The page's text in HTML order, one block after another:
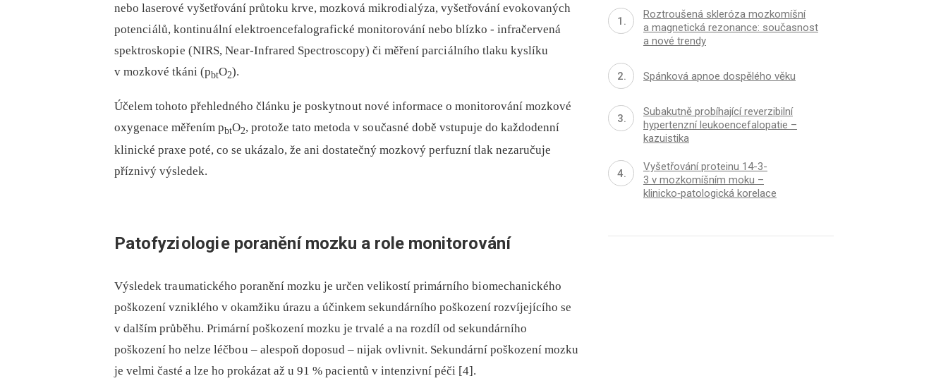
nebo laserové vyšetřování průtoku krve, mozková mikrodi alýza, vyšetřování evokovaných
potenci álů, kontinu ální elektroencefalografické monitorování nebo blízko -⁠ infračervená
spektroskopi e (NIRS, Ne ar-Infrared Spectroscopy) či měření parci álního tlaku kyslíku
v mozkové tkáni (pbtO2).
Účelem tohoto přehledného článku je poskytno ut nové informace o monitorování mozkové
oxygenace měřením pbtO2, protože tato metoda v so učasné době vstupuje do každodenní
klinické praxe poté, co se ukázalo, že ani dostatečný mozkový perfuzní tlak nezaručuje
příznivý výsledek.
Patofyziologie poranění mozku a role monitorování
Výsledek tra umatického poranění mozku je určen velikostí primárního bi omechanického
poškození vzniklého v okamžiku úrazu a účinkem sekundárního poškození rozvíjejícího se
v dalším průběhu. Primární poškození mozku je trvalé a na rozdíl od sekundárního
poškození ho nelze léčbo u –⁠ alespoň doposud –⁠ nijak ovlivnit. Sekundární poškození mozku
je velmi časté a lze ho prokázat až u 91 % paci entů v intenzivní péči [4].
Roztroušená skleróza mozkomíšní
a magnetická rezonance: současnost
a nové trendy
Spánková apnoe dospělého věku
Subakutně probíhající reverzibilní
hypertenzní leukoencefalopatie –
kazuistika
Vyšetřování proteinu 14-3-
3 v mozkomíšním moku –
klinicko‑patologická korelace